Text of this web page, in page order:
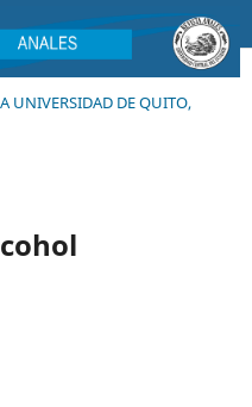
UNIVERSIDAD DE QUITO,